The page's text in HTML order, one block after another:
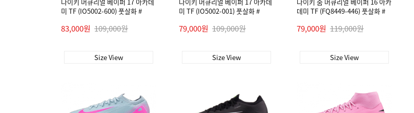
미 TF (IO5002-600) 풋살화 #
83,000원 109,000원
Size View
미 TF (IO5002-001) 풋살화 #
79,000원 109,000원
Size View
데미 TF (FQ8449-446) 풋살화 #
79,000원 119,000원
Size View